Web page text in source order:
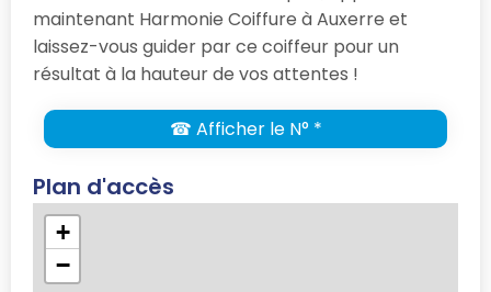
maintenant Harmonie Coiffure à Auxerre et
laissez-vous guider par ce coiffeur pour un
résultat à la hauteur de vos attentes !
☎ Afficher le N° *
Plan d'accès
+
−